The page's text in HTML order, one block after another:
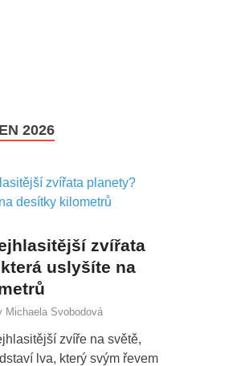
2026
zvířata
uslyšíte na
Michaela Svobodová
zvíře na světě,
lva, který svým řevem